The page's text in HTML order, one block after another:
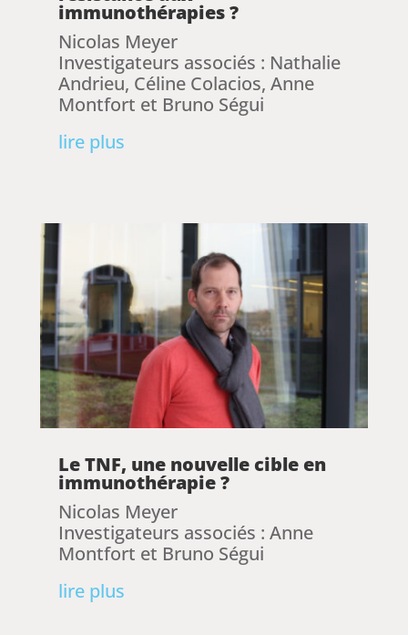
immunothérapies ?
Nicolas Meyer
Investigateurs associés : Nathalie
Andrieu, Céline Colacios, Anne
Montfort et Bruno Ségui
lire plus
Le TNF, une nouvelle cible en
immunothérapie ?
Nicolas Meyer
Investigateurs associés : Anne
Montfort et Bruno Ségui
lire plus